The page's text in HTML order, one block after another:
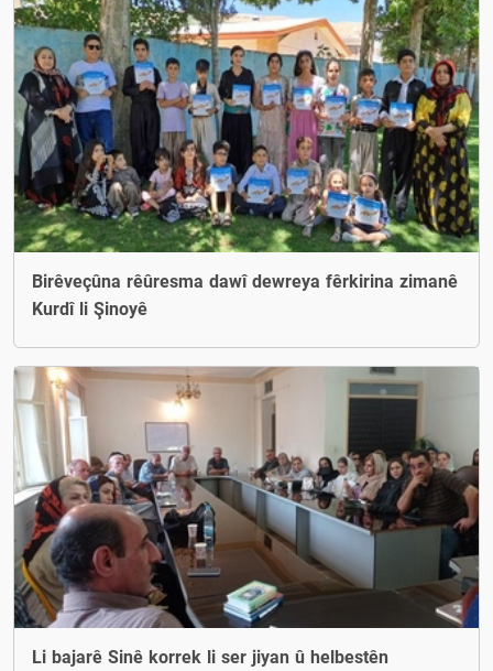
Birêveçûna rêûresma dawî dewreya fêrkirina zimanê
Kurdî li Şinoyê
Li bajarê Sinê korrek li ser jiyan û helbestên